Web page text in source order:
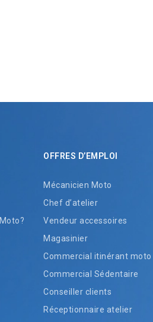
OFFRES D’EMPLOI
Mécanicien Moto
Chef d’atelier
Vendeur accessoires
Magasinier
Commercial itinérant moto
Commercial Sédentaire
Conseiller clients
Réceptionnaire atelier